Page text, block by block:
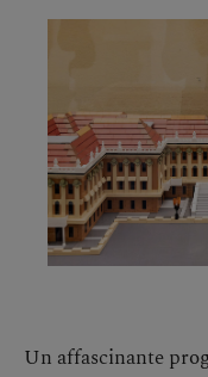
Un affascinante